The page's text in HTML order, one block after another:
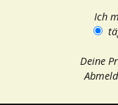
Ich
Deine